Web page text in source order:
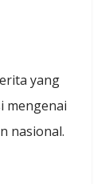
yang
mengenai
nasional.